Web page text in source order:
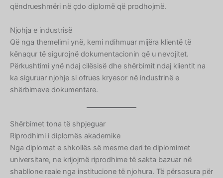
qëndrueshmëri në çdo diplomë që prodhojmë.
Njohja e industrisë
Që nga themelimi ynë, kemi ndihmuar mijëra klientë të
kënaqur të sigurojnë dokumentacionin që u nevojitet.
Përkushtimi ynë ndaj cilësisë dhe shërbimit ndaj klientit na
ka siguruar njohje si ofrues kryesor në industrinë e
shërbimeve dokumentare.
Shërbimet tona të shpjeguar
Riprodhimi i diplomës akademike
Nga diplomat e shkollës së mesme deri te diplomimet
universitare, ne krijojmë riprodhime të sakta bazuar në
shabllone reale nga institucione të njohura. Të përsosura për